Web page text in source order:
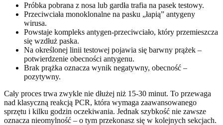
Próbka pobrana z nosa lub gardła trafia na pasek testowy.
Przeciwciała monoklonalne na pasku „łapią” antygeny
wirusa.
Powstaje kompleks antygen-przeciwciało, który przemieszcza
się wzdłuż paska.
Na określonej linii testowej pojawia się barwny prążek –
potwierdzenie obecności antygenu.
Brak prążka oznacza wynik negatywny, obecność –
pozytywny.
Cały proces trwa zwykle nie dłużej niż 15-30 minut. To przewaga
nad klasyczną reakcją PCR, która wymaga zaawansowanego
sprzętu i kilku godzin oczekiwania. Jednak szybkość nie zawsze
oznacza nieomylność – o tym przekonasz się w kolejnych sekcjach.